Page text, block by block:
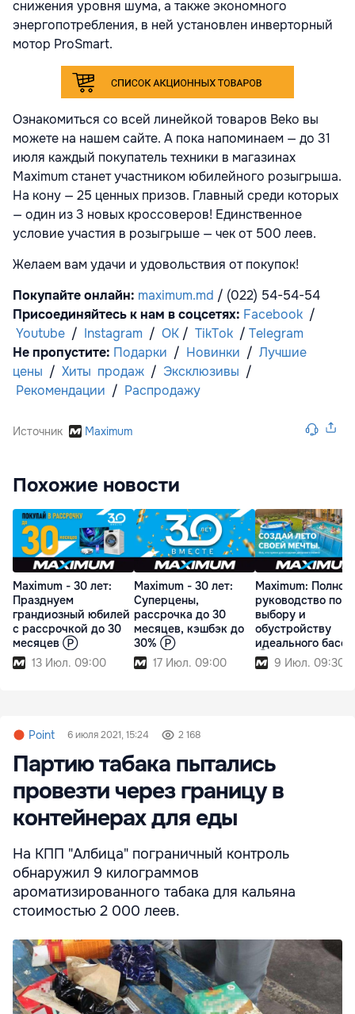
снижения уровня шума, а также экономного
энергопотребления, в ней установлен инверторный
мотор ProSmart.
Ознакомиться со всей линейкой товаров Beko вы
можете на нашем сайте. А пока напоминаем — до 31
июля каждый покупатель техники в магазинах
Maximum станет участником юбилейного розыгрыша.
На кону — 25 ценных призов. Главный среди которых
— один из 3 новых кроссоверов! Единственное
условие участия в розыгрыше — чек от 500 леев.
Желаем вам удачи и удовольствия от покупок!
Покупайте онлайн: maximum.md / (022) 54-54-54
Присоединяйтесь к нам в соцсетях: Facebook /
Youtube / Instagram / OK / TikTok / Telegram
Не пропустите: Подарки / Новинки / Лучшие
цены / Хиты продаж / Эксклюзивы /
Рекомендации / Распродажу
Источник Maximum
Похожие новости
Maximum - 30 лет:
Празднуем
грандиозный юбилей
с рассрочкой до 30
месяцев Ⓟ
13 Июл. 09:00
Maximum - 30 лет:
Суперцены,
рассрочка до 30
месяцев, кэшбэк до
30% Ⓟ
17 Июл. 09:00
Maximum: Полное
руководство по
выбору и
обустройству
идеального
Ⓟ 9 Июл. 09:30
Point 6 июля 2021, 15:24 2 168
Партию табака пытались
провезти через границу в
контейнерах для еды
На КПП "Албица" пограничный контроль
обнаружил 9 килограммов
ароматизированного табака для кальяна
стоимостью 2 000 леев.